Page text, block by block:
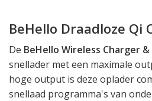
BeHello Draadloze Qi
De BeHello Wireless Charger
snellader met een maximale
hoge output is deze oplader
snellaad programma's van